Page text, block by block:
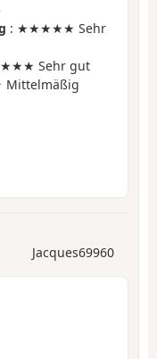
: ★★★★★ Sehr
Sehr gut
Jacques69960